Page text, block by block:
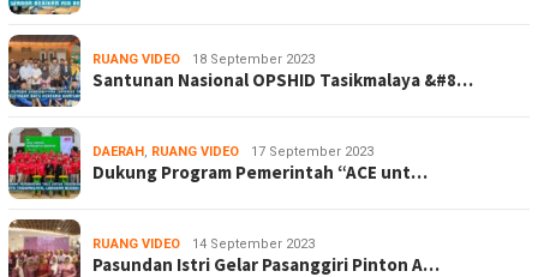
RUANG VIDEO 18 September 2023
Santunan Nasional OPSHID Tasikmalaya &#8…
DAERAH, RUANG VIDEO 17 September 2023
Dukung Program Pemerintah “ACE unt…
RUANG VIDEO 14 September 2023
Pasundan Istri Gelar Pasanggiri Pinton A…